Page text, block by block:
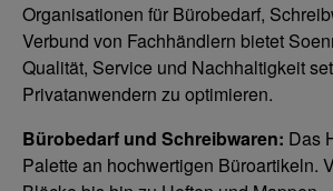
Organisationen für Bürobedarf,
Verbund von Fachhändlern bietet
Qualität, Service und Nachhaltigkeit
Privatanwendern zu optimieren.
Bürobedarf und Schreibwaren: Das
Palette an hochwertigen Büroartikeln.